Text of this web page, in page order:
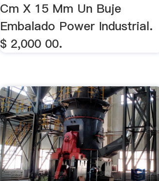
Cm X 15 Mm Un Buje
Embalado Power Industrial.
$ 2,000 00.